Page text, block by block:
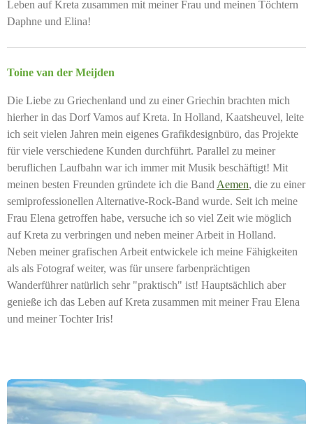
Leben auf Kreta zusammen mit meiner Frau und meinen Töchtern
Daphne und Elina!
Toine van der Meijden
Die Liebe zu Griechenland und zu einer Griechin brachten mich
hierher in das Dorf Vamos auf Kreta. In Holland, Kaatsheuvel, leite
ich seit vielen Jahren mein eigenes Grafikdesignbüro, das Projekte
für viele verschiedene Kunden durchführt. Parallel zu meiner
beruflichen Laufbahn war ich immer mit Musik beschäftigt! Mit
meinen besten Freunden gründete ich die Band Aemen, die zu einer
semiprofessionellen Alternative-Rock-Band wurde. Seit ich meine
Frau Elena getroffen habe, versuche ich so viel Zeit wie möglich
auf Kreta zu verbringen und neben meiner Arbeit in Holland.
Neben meiner grafischen Arbeit entwickele ich meine Fähigkeiten
als als Fotograf weiter, was für unsere farbenprächtigen
Wanderführer natürlich sehr "praktisch" ist! Hauptsächlich aber
genieße ich das Leben auf Kreta zusammen mit meiner Frau Elena
und meiner Tochter Iris!